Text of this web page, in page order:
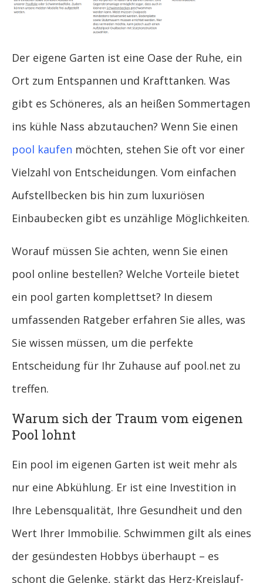
Der eigene Garten ist eine Oase der Ruhe, ein
Ort zum Entspannen und Krafttanken. Was
gibt es Schöneres, als an heißen Sommertagen
ins kühle Nass abzutauchen? Wenn Sie einen
pool kaufen möchten, stehen Sie oft vor einer
Vielzahl von Entscheidungen. Vom einfachen
Aufstellbecken bis hin zum luxuriösen
Einbaubecken gibt es unzählige Möglichkeiten.
Worauf müssen Sie achten, wenn Sie einen
pool online bestellen? Welche Vorteile bietet
ein pool garten komplettset? In diesem
umfassenden Ratgeber erfahren Sie alles, was
Sie wissen müssen, um die perfekte
Entscheidung für Ihr Zuhause auf pool.net zu
treffen.
Warum sich der Traum vom eigenen
Pool lohnt
Ein pool im eigenen Garten ist weit mehr als
nur eine Abkühlung. Er ist eine Investition in
Ihre Lebensqualität, Ihre Gesundheit und den
Wert Ihrer Immobilie. Schwimmen gilt als eines
der gesündesten Hobbys überhaupt – es
schont die Gelenke, stärkt das Herz-Kreislauf-